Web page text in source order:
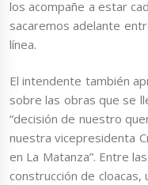
los acompañe a estar
sacaremos adelante
línea.
El intendente también
sobre las obras que se
“decisión de nuestro
nuestra vicepresidenta
en La Matanza”. Entre
construcción de